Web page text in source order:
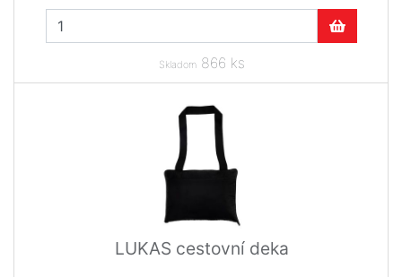
Skladom866 ks
LUKAS cestovní deka